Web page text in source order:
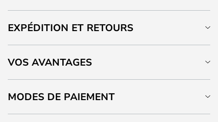
EXPÉDITION ET RETOURS
VOS AVANTAGES
MODES DE PAIEMENT